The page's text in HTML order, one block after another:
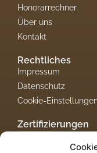
Honorarrechner
Über uns
Kontakt
Rechtliches
Impressum
Datenschutz
Cookie-
Zertifizierungen